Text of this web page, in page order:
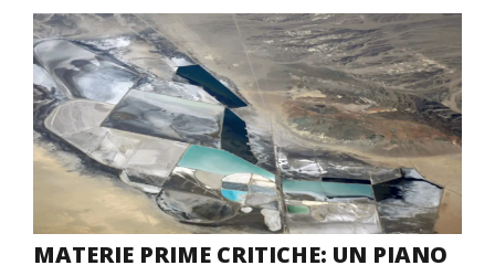
MATERIE PRIME CRITICHE: UN PIANO